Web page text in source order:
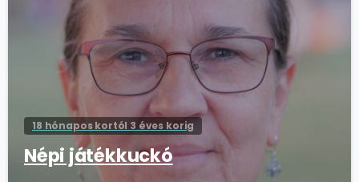
18 hónapos kortól 3 éves korig
Népi játékkuckó